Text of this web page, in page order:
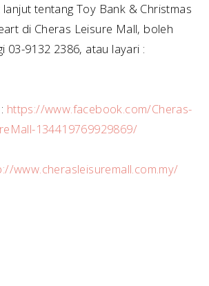
tentang Toy Bank & Christmas
di Cheras Leisure Mall, boleh
03-9132 2386, atau layari :
https://www.facebook.com/Cheras-
134419769929869/
www.cherasleisuremall.com.my/